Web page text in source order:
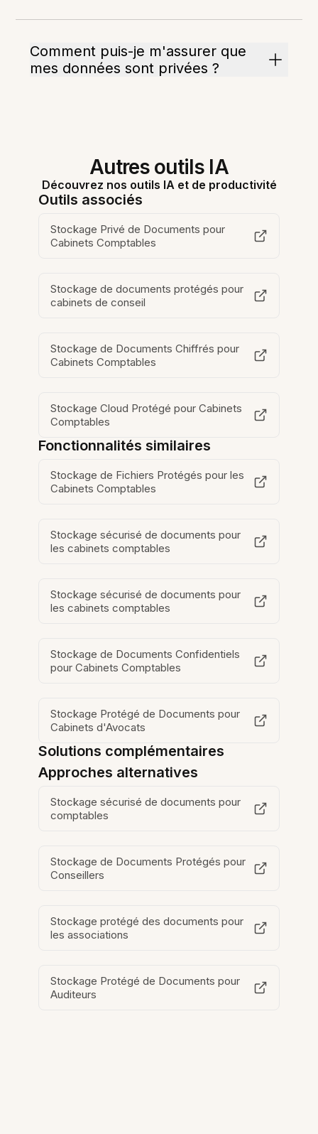
Comment puis-je m'assurer que
mes données sont privées ?
Autres outils IA
Découvrez nos outils IA et de productivité
Outils associés
Stockage Privé de Documents pour
Cabinets Comptables
Stockage de documents protégés pour
cabinets de conseil
Stockage de Documents Chiffrés pour
Cabinets Comptables
Stockage Cloud Protégé pour Cabinets
Comptables
Fonctionnalités similaires
Stockage de Fichiers Protégés pour les
Cabinets Comptables
Stockage sécurisé de documents pour
les cabinets comptables
Stockage sécurisé de documents pour
les cabinets comptables
Stockage de Documents Confidentiels
pour Cabinets Comptables
Stockage Protégé de Documents pour
Cabinets d'Avocats
Solutions complémentaires
Approches alternatives
Stockage sécurisé de documents pour
comptables
Stockage de Documents Protégés pour
Conseillers
Stockage protégé des documents pour
les associations
Stockage Protégé de Documents pour
Auditeurs